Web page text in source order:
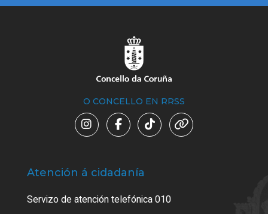
O CONCELLO EN RRSS
Atención á cidadanía
Servizo de atención telefónica 010